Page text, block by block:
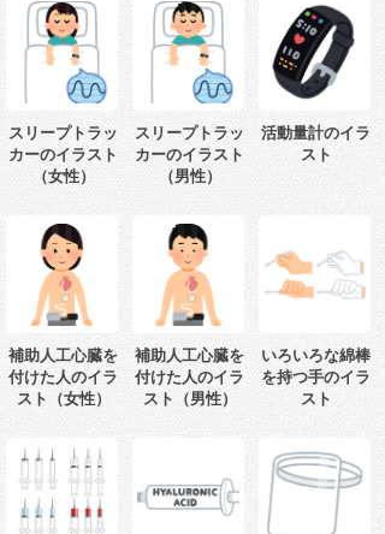
スリープトラッ
カーのイラスト
（女性）
スリープトラッ
カーのイラスト
（男性）
活動量計のイラ
スト
補助人工心臓を
付けた人のイラ
スト（女性）
補助人工心臓を
付けた人のイラ
スト（男性）
いろいろな綿棒
を持つ手のイラ
スト